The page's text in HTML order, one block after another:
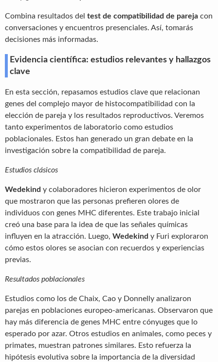
Combina resultados del test de compatibilidad de pareja con
conversaciones y encuentros presenciales. Así, tomarás
decisiones más informadas.
Evidencia científica: estudios relevantes y hallazgos
clave
En esta sección, repasamos estudios clave que relacionan
genes del complejo mayor de histocompatibilidad con la
elección de pareja y los resultados reproductivos. Veremos
tanto experimentos de laboratorio como estudios
poblacionales. Estos han generado un gran debate en la
investigación sobre la compatibilidad de pareja.
Estudios clásicos
Wedekind y colaboradores hicieron experimentos de olor
que mostraron que las personas prefieren olores de
individuos con genes MHC diferentes. Este trabajo inicial
creó una base para la idea de que las señales químicas
influyen en la atracción. Luego, Wedekind y Furi exploraron
cómo estos olores se asocian con recuerdos y experiencias
previas.
Resultados poblacionales
Estudios como los de Chaix, Cao y Donnelly analizaron
parejas en poblaciones europeo-americanas. Observaron que
hay más diferencia de genes MHC entre cónyuges que lo
esperado por azar. Otros estudios en animales, como peces y
primates, muestran patrones similares. Esto refuerza la
hipótesis evolutiva sobre la importancia de la diversidad